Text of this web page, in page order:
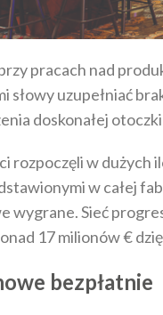
pracach nad
słowy uzupełniać
doskonałej
rozpoczęli w
w całej
wygrane. Sieć
17 milionów €
bezpłatnie